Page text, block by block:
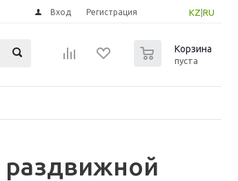
KZ RU
Вход Регистрация
Корзина
пуста
раздвижной